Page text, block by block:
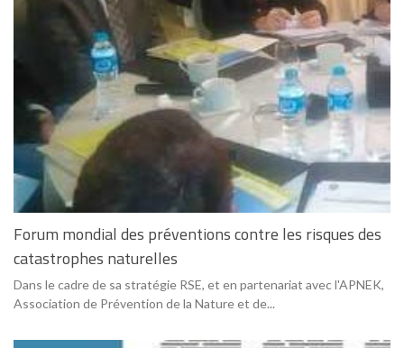
Forum mondial des préventions contre les risques des
catastrophes naturelles
Dans le cadre de sa stratégie RSE, et en partenariat avec l'APNEK,
Association de Prévention de la Nature et de...